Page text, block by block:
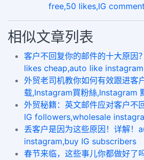
free,50 likes,IG
相似文章列表
客户不回复你的邮件的十大原
likes cheap,auto like instagram
外贸老司机教你如何有效跟进客
载,Instagram買粉絲,Instagram
外贸秘籍：英文邮件应对客户不
IG followers,wholesale
丢客户是因为这些原因！详解！
instagram,buy IG subscribers
春节来临，这些事儿你都做好了